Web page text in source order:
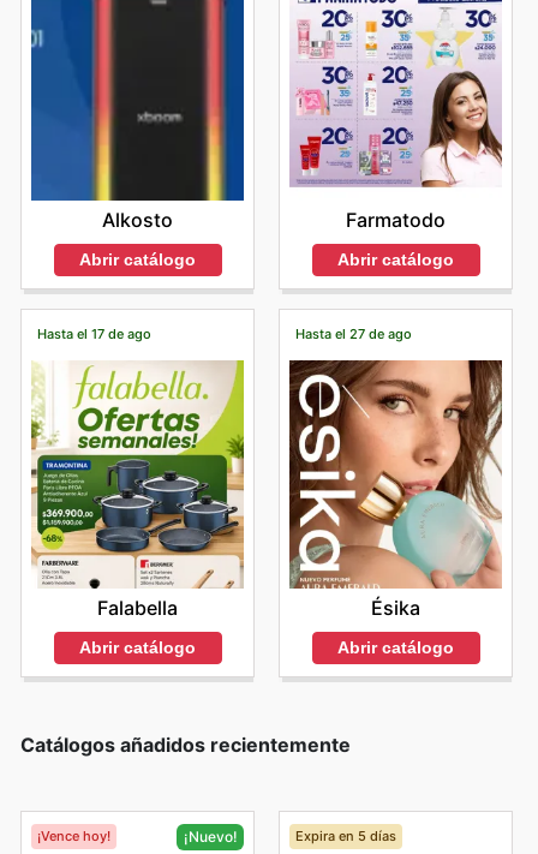
Alkosto
Abrir catálogo
Farmatodo
Abrir catálogo
Hasta el 17 de ago
Falabella
Abrir catálogo
Hasta el 27 de ago
Ésika
Abrir catálogo
Catálogos añadidos recientemente
¡Vence hoy! ¡Nuevo! Expira en 5 días